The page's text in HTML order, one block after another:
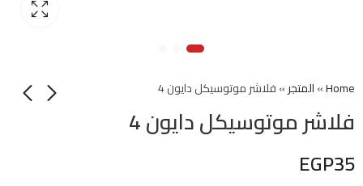
Home
»المتجر»فلاشر موتوسيكل دايون 4
فلاشر موتوسيكل دايون 4
EGP35